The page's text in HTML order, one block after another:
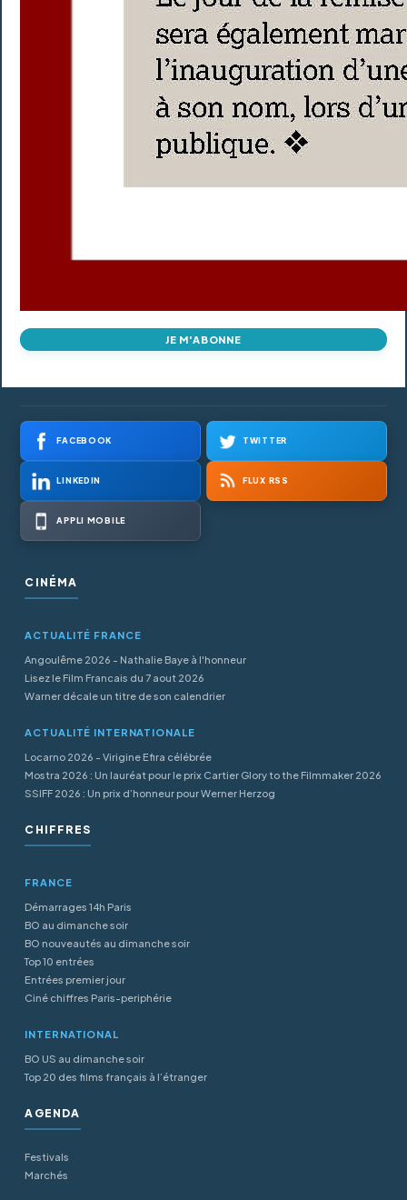
JE M'ABONNE
FACEBOOK TWITTER
LINKEDIN FLUX RSS
APPLI MOBILE
CINÉMA
ACTUALITÉ FRANCE
Angoulême 2026 - Nathalie Baye à l'honneur
Lisez le Film Francais du 7 aout 2026
Warner décale un titre de son calendrier
ACTUALITÉ INTERNATIONALE
Locarno 2026 - Virigine Efira célébrée
Mostra 2026 : Un lauréat pour le prix Cartier Glory to the Filmmaker 2026
SSIFF 2026 : Un prix d’honneur pour Werner Herzog
CHIFFRES
FRANCE
Démarrages 14h Paris
BO au dimanche soir
BO nouveautés au dimanche soir
Top 10 entrées
Entrées premier jour
Ciné chiffres Paris-periphérie
INTERNATIONAL
BO US au dimanche soir
Top 20 des films français à l’étranger
AGENDA
Festivals
Marchés